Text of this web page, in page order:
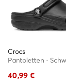
Crocs
Pantoletten ·
40,99 €